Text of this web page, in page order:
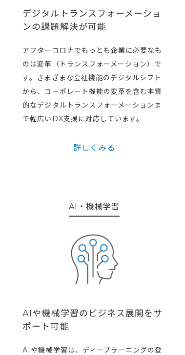
デジタルトランスフォーメーショ
ンの課題解決が可能
アフターコロナでもっとも企業に必要なも
のは変革（トランスフォーメーション）で
す。さまざまな会社機能のデジタルシフト
から、コーポレート機能の変革を含む本質
的なデジタルトランスフォーメーションま
で幅広いDX支援に対応しています。
詳しくみる
AI・機械学習
AIや機械学習のビジネス展開をサ
ポート可能
AIや機械学習は、ディープラーニングの登